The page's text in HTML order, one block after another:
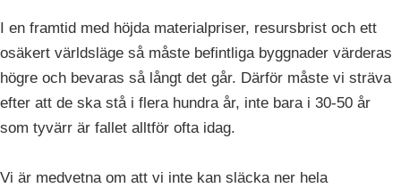
I en framtid med höjda materialpriser, resursbrist och ett
osäkert världsläge så måste befintliga byggnader värderas
högre och bevaras så långt det går. Därför måste vi sträva
efter att de ska stå i flera hundra år, inte bara i 30-50 år
som tyvärr är fallet alltför ofta idag.
Vi är medvetna om att vi inte kan släcka ner hela